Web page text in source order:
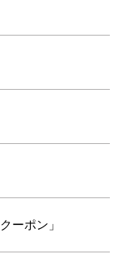
ーポン」